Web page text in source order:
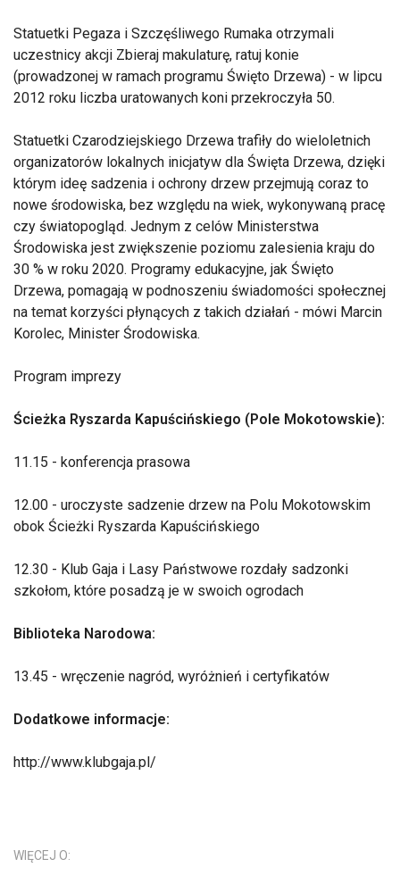
Statuetki Pegaza i Szczęśliwego Rumaka otrzymali
uczestnicy akcji Zbieraj makulaturę, ratuj konie
(prowadzonej w ramach programu Święto Drzewa) - w lipcu
2012 roku liczba uratowanych koni przekroczyła 50.
Statuetki Czarodziejskiego Drzewa trafiły do wieloletnich
organizatorów lokalnych inicjatyw dla Święta Drzewa, dzięki
którym ideę sadzenia i ochrony drzew przejmują coraz to
nowe środowiska, bez względu na wiek, wykonywaną pracę
czy światopogląd. Jednym z celów Ministerstwa
Środowiska jest zwiększenie poziomu zalesienia kraju do
30 % w roku 2020. Programy edukacyjne, jak Święto
Drzewa, pomagają w podnoszeniu świadomości społecznej
na temat korzyści płynących z takich działań - mówi Marcin
Korolec, Minister Środowiska.
Program imprezy
Ścieżka Ryszarda Kapuścińskiego (Pole Mokotowskie):
11.15 - konferencja prasowa
12.00 - uroczyste sadzenie drzew na Polu Mokotowskim
obok Ścieżki Ryszarda Kapuścińskiego
12.30 - Klub Gaja i Lasy Państwowe rozdały sadzonki
szkołom, które posadzą je w swoich ogrodach
Biblioteka Narodowa:
13.45 - wręczenie nagród, wyróżnień i certyfikatów
Dodatkowe informacje:
http://www.klubgaja.pl/
WIĘCEJ O: